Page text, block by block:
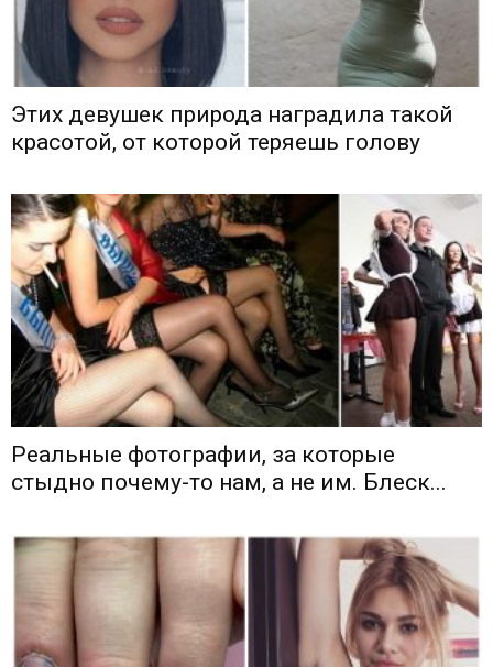
Этих девушек природа наградила такой
красотой, от которой теряешь голову
Реальные фотографии, за которые
стыдно почему-то нам, а не им. Блеск...